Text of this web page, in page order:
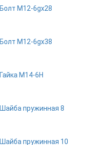
Болт М12-6gх28
Болт М12-6gх38
Гайка М14-6Н
Шайба пружинная 8
Шайба пружинная 10